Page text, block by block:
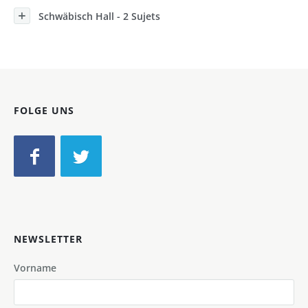
Schwäbisch Hall - 2 Sujets
FOLGE UNS
NEWSLETTER
Vorname